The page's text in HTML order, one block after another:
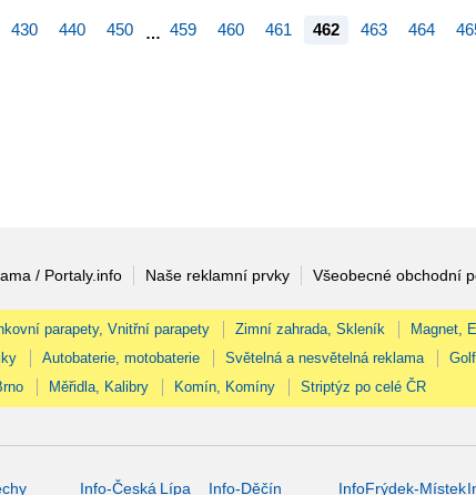
430 440 450 … 459 460 461 462 463 464
/ Portaly.info Naše reklamní prvky Všeobecné obchodní
parapety, Vnitřní parapety Zimní zahrada, Skleník Magnet,
Autobaterie, motobaterie Světelná a nesvětelná reklama
Měřidla, Kalibry Komín, Komíny Striptýz po celé ČR
Info-Česká Lípa Info-Děčín InfoFrýdek-Místek